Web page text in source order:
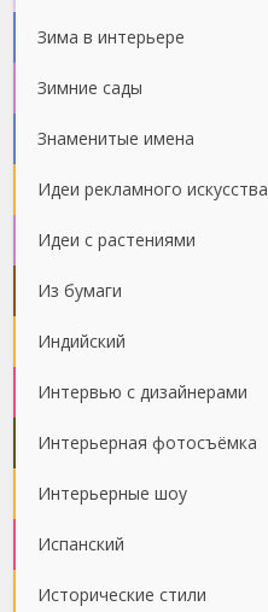
Зима в интерьере
Зимние сады
Знаменитые имена
Идеи рекламного искусства
Идеи с растениями
Из бумаги
Индийский
Интервью с дизайнерами
Интерьерная фотосъёмка
Интерьерные шоу
Испанский
Исторические стили